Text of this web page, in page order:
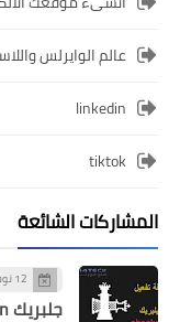
عالم الوايرلس
linkedin
tiktok
المشاركات الشائعة
12 نوفمبر 2019